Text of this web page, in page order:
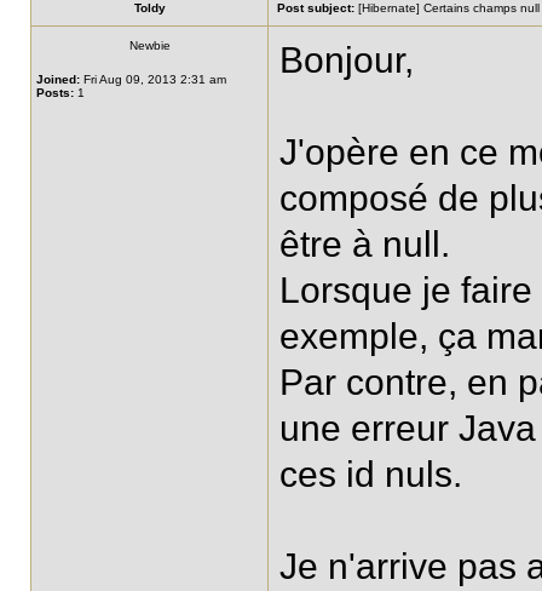
Toldy Post subject: [Hibernate] Certains champs
Newbie
Joined: Fri Aug 09, 2013 2:31 am
Posts: 1
Bonjour,
J'opère en ce
composé de
être à null.
Lorsque je
exemple, ça
Par contre, en
une erreur
ces id nuls.
Je n'arrive pas